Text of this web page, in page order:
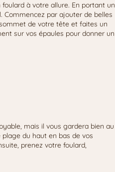
à votre allure. En portant un
Commencez par ajouter de belles
de votre tête et faites un
sur vos épaules pour donner un
mais il vous gardera bien au
du haut en bas de vos
prenez votre foulard,